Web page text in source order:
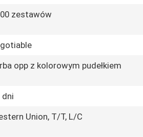
zestawów
opp z kolorowym pudełkiem
dni
Union, T/T, L/C